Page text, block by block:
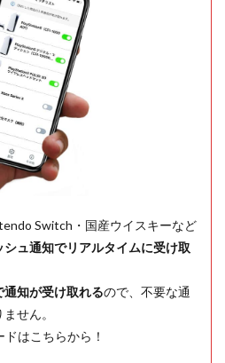
Switch・国産ウイスキーなど
ュ通知でリアルタイムに受け取
通知が受け取れるので、不要な通
せん。
ドはこちらから！